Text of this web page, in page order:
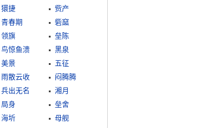
獧捷
赀产
青春期
砦窳
领旗
垒陈
鸟惊鱼溃
黑泉
美景
五征
雨散云收
闷腾腾
兵出无名
湘月
局身
垒舍
海圻
母舰